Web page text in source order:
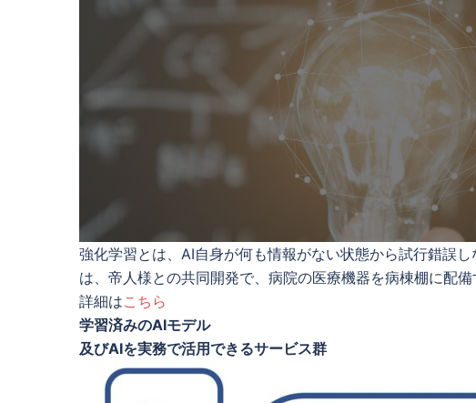
強化学習とは、AI自身が何も情報がない状態から試行錯誤
は、帝人様との共同開発で、病院の医療機器を病棟棚に配
詳細はこちら
学習済みのAIモデル
及びAIを実務で活用できるサービス群